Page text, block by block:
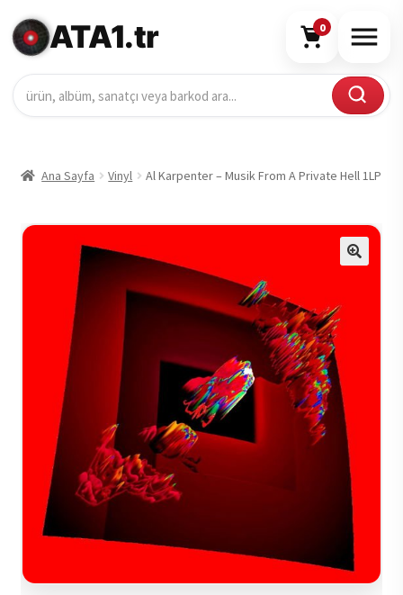
ATA1.tr 0
Ana Sayfa Vinyl Al Karpenter – Musik From A Private Hell 1LP